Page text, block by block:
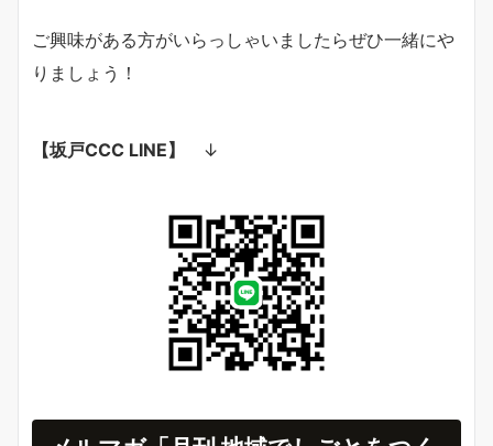
ご興味がある方がいらっしゃいましたらぜひ一緒にや
りましょう！
【坂戸CCC LINE】 ↓